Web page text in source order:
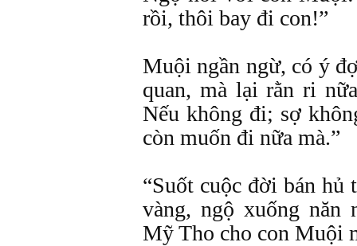
rồi, thôi bay đi con!”
Muội ngần ngừ, có ý
quan, mà lại rằn ri
Nếu không đi; sợ
còn muốn đi nữa mà.”
“Suốt cuộc đời bán hủ
vàng, ngộ xuống
Mỹ Tho cho con Muội